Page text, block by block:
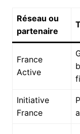
Réseau ou
partenaire
France
Active
Initiative
France